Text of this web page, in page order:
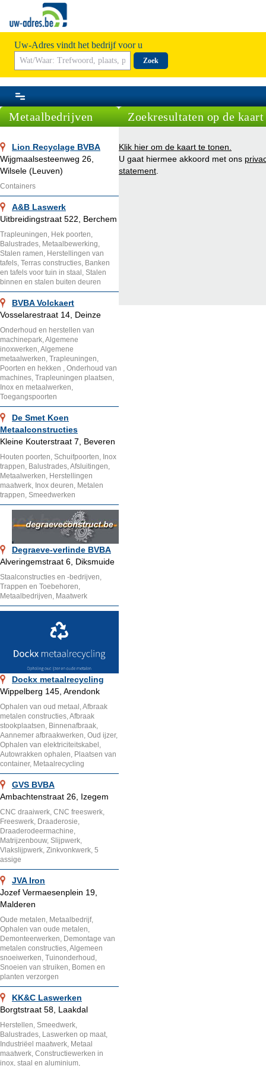
Uw-Adres vindt het bedrijf voor u
Zoek
Metaalbedrijven
Lion Recyclage BVBA
Wijgmaalsesteenweg 26,
Wilsele (Leuven)
Containers
A&B Laswerk
Uitbreidingstraat 522, Berchem
Trapleuningen, Hek poorten,
Balustrades, Metaalbewerking,
Stalen ramen, Herstellingen van
tafels, Terras constructies, Banken
en tafels voor tuin in staal, Stalen
binnen en stalen buiten deuren
BVBA Volckaert
Vosselarestraat 14, Deinze
Onderhoud en herstellen van
machinepark, Algemene
inoxwerken, Algemene
metaalwerken, Trapleuningen,
Poorten en hekken , Onderhoud van
machines, Trapleuningen plaatsen,
Inox en metaalwerken,
Toegangspoorten
De Smet Koen
Metaalconstructies
Kleine Kouterstraat 7, Beveren
Houten poorten, Schuifpoorten, Inox
trappen, Balustrades, Afsluitingen,
Metaalwerken, Herstellingen
maatwerk, Inox deuren, Metalen
trappen, Smeedwerken
Degraeve-verlinde BVBA
Alveringemstraat 6, Diksmuide
Staalconstructies en -bedrijven,
Trappen en Toebehoren,
Metaalbedrijven, Maatwerk
Dockx metaalrecycling
Wippelberg 145, Arendonk
Ophalen van oud metaal, Afbraak
metalen constructies, Afbraak
stookplaatsen, Binnenafbraak,
Aannemer afbraakwerken, Oud ijzer,
Ophalen van elektriciteitskabel,
Autowrakken ophalen, Plaatsen van
container, Metaalrecycling
GVS BVBA
Ambachtenstraat 26, Izegem
CNC draaiwerk, CNC freeswerk,
Freeswerk, Draaderosie,
Draaderodeermachine,
Matrijzenbouw, Slijpwerk,
Vlakslijpwerk, Zinkvonkwerk, 5
assige
JVA Iron
Jozef Vermaesenplein 19,
Malderen
Oude metalen, Metaalbedrijf,
Ophalen van oude metalen,
Demonteerwerken, Demontage van
metalen constructies, Algemeen
snoeiwerken, Tuinonderhoud,
Snoeien van struiken, Bomen en
planten verzorgen
KK&C Laswerken
Borgtstraat 58, Laakdal
Herstellen, Smeedwerk,
Balustrades, Laswerken op maat,
Industriëel maatwerk, Metaal
maatwerk, Constructiewerken in
inox, staal en aluminium,
Zoekresultaten op de kaart
Klik hier om de kaart te tonen.
U gaat hiermee akkoord met ons
statement